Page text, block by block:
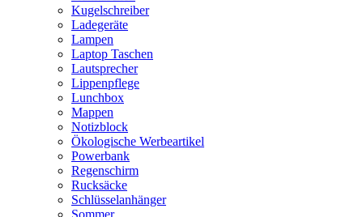
Kugelschreiber
Ladegeräte
Lampen
Laptop Taschen
Lautsprecher
Lippenpflege
Lunchbox
Mappen
Notizblock
Ökologische Werbeartikel
Powerbank
Regenschirm
Rucksäcke
Schlüsselanhänger
Sommer